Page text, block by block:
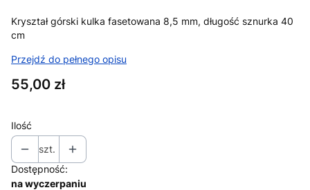
Kryształ górski kulka fasetowana 8,5 mm, długość sznurka 40
cm
Przejdź do pełnego opisu
Cena
55,00 zł
Ilość
szt.
Dostępność:
na wyczerpaniu